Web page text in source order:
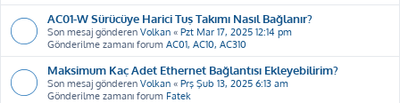
AC01-W Sürücüye Harici Tuş Takımı Nasıl Bağlanır?
Son mesaj gönderen Volkan « Pzt Mar 17, 2025 12:14 pm
Gönderilme zamanı forum AC01, AC10, AC310
Maksimum Kaç Adet Ethernet Bağlantısı Ekleyebilirim?
Son mesaj gönderen Volkan « Prş Şub 13, 2025 6:13 am
Gönderilme zamanı forum Fatek